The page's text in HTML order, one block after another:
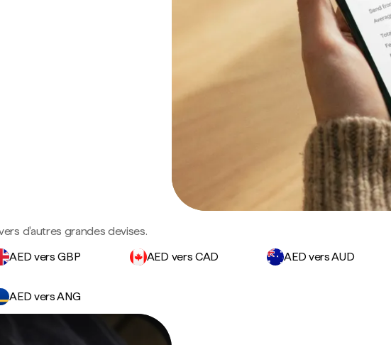
d'autres grandes devises.
AED vers GBP AED vers CAD AED vers AUD
AED vers ANG